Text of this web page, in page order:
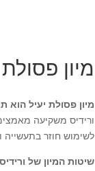
מיון פסולת
מיון פסולת יעיל הוא
ורידיס משקיעה
לשימוש חוזר בתעשייה
שיטות המיון של